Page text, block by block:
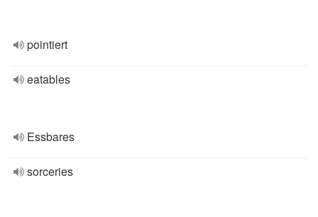
pointiert
eatables
Essbares
sorceries